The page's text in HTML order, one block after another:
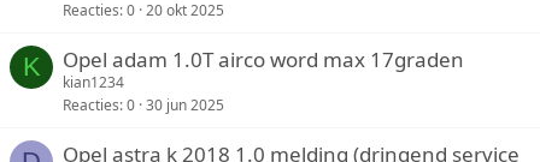
Reacties 0 20 okt 2025
K Opel adam 1.0T airco word max 17graden
kian1234
Reacties 0 30 jun 2025
Opel astra k 2018 1.0 melding (dringend service